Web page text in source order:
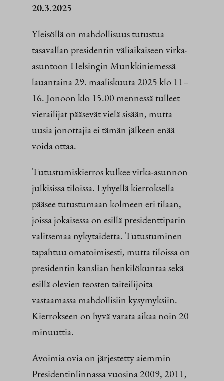
20.3.2025
Yleisöllä on mahdollisuus tutustua
tasavallan presidentin väliaikaiseen virka-
asuntoon Helsingin Munkkiniemessä
lauantaina 29. maaliskuuta 2025 klo 11–
16. Jonoon klo 15.00 mennessä tulleet
vierailijat pääsevät vielä sisään, mutta
uusia jonottajia ei tämän jälkeen enää
voida ottaa.
Tutustumiskierros kulkee virka-asunnon
julkisissa tiloissa. Lyhyellä kierroksella
pääsee tutustumaan kolmeen eri tilaan,
joissa jokaisessa on esillä presidenttiparin
valitsemaa nykytaidetta. Tutustuminen
tapahtuu omatoimisesti, mutta tiloissa on
presidentin kanslian henkilökuntaa sekä
esillä olevien teosten taiteilijoita
vastaamassa mahdollisiin kysymyksiin.
Kierrokseen on hyvä varata aikaa noin 20
minuuttia.
Avoimia ovia on järjestetty aiemmin
Presidentinlinnassa vuosina 2009, 2011,